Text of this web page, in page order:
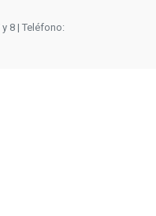
8 | Teléfono: